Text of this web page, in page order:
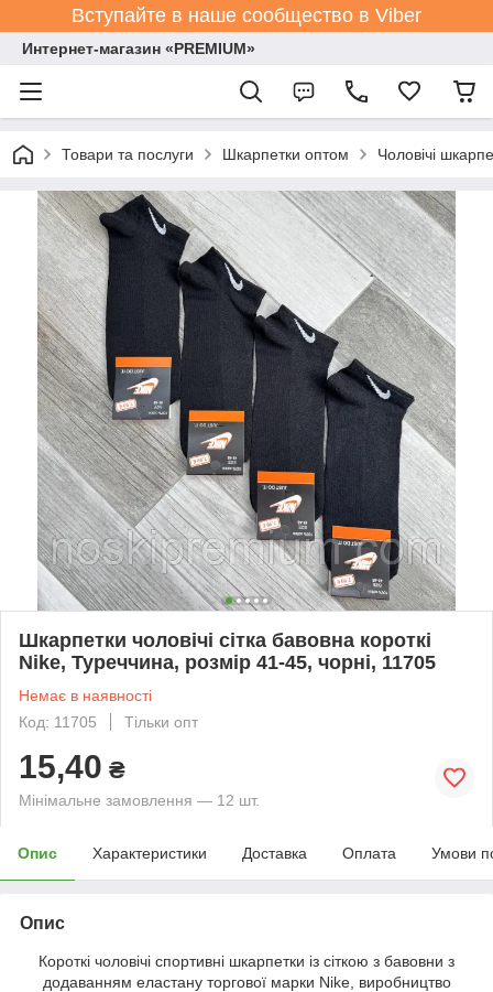
Вступайте в наше сообщество в Viber
Интернет-магазин «PREMIUM»
Товари та послуги Шкарпетки оптом Чоловічі
Шкарпетки чоловічі сітка бавовна короткі
Nike, Туреччина, розмір 41-45, чорні, 11705
Немає в наявності
Код: 11705
Тільки опт
15,40 ₴
Мінімальне замовлення — 12 шт.
Опис Характеристики Доставка Оплата Умови
Опис
Короткі чоловічі спортивні шкарпетки із сіткою з бавовни з
додаванням еластану торгової марки Nike, виробництво